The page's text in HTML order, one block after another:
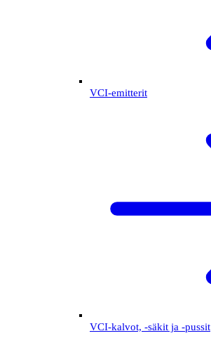
VCI-emitterit
VCI-kalvot, -säkit ja -pussit